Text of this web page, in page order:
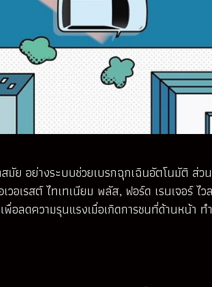
อย่างระบบช่วยเบรกฉุกเฉินอัตโนมัติ ส่ว
เรสต์ ไทเทเนียม พลัส, ฟอร์ด เรนเจอร์
ลดความรุนแรงเมื่อเกิดการชนที่ด้านหน้า